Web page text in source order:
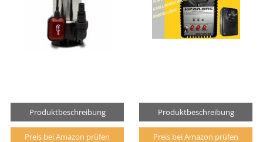
Produktbeschreibung
Preis bei Amazon prüfen
Produktbeschreibung
Preis bei Amazon prüfen